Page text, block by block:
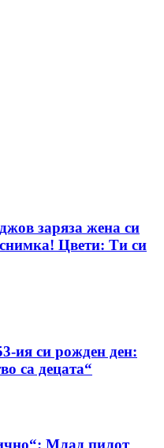
заряза жена си
Цвети: Ти си
ия си рожден ден:
са децата“
Млад пилот